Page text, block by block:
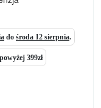
do środa 12 sierpnia.
399zł